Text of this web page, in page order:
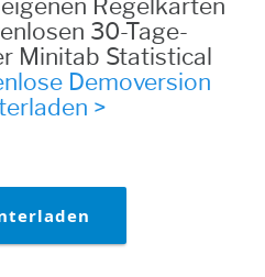
Regelkarten
30-Tage-
Minitab Statistical
Demoversion
>